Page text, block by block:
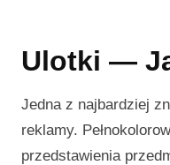
Ulotki —
Jedna z najbardziej
reklamy.
przedstawienia